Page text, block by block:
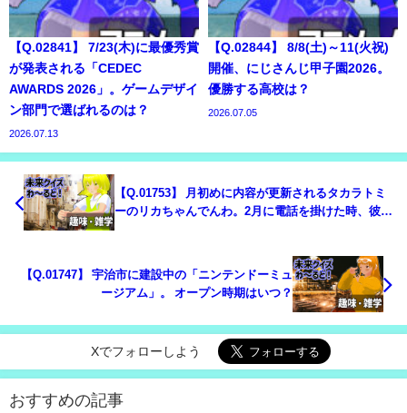
【Q.02841】 7/23(木)に最優秀賞
が発表される「CEDEC
AWARDS 2026」。ゲームデザイ
ン部門で選ばれるのは？
2026.07.13
【Q.02844】 8/8(土)～11(火祝)
開催、にじさんじ甲子園2026。
優勝する高校は？
2026.07.05
【Q.01753】 月初めに内容が更新されるタカラトミ
ーのリカちゃんでんわ。2月に電話を掛けた時、彼女
【Q.01747】 宇治市に建設中の「ニンテンドーミュ
ージアム」。 オープン時期はいつ？
Xでフォローしよう
おすすめの記事